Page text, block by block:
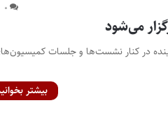
۰
می‌شود
در کنار نشست‌ها و جلسات
بیشتر